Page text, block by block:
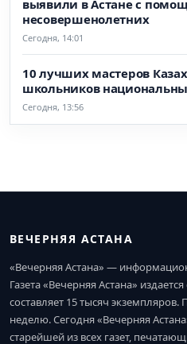
выявили в Астане с
несовершенолетних
Сегодня, 14:01
10 лучших мастеров
школьников
Сегодня, 13:56
ВЕЧЕРНЯЯ АСТАНА
«Вечерняя Астана» —
Газета «Вечерняя Астана»
составляет 15 тысяч
неделю. Сегодня «Вечерняя
старейшей из всех газет,